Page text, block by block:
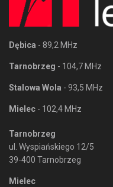
Dębica - 89,2 MHz
Tarnobrzeg - 104,7 MHz
Stalowa Wola - 93,5 MHz
Mielec - 102,4 MHz
Tarnobrzeg
ul. Wyspiańskiego 12/5
39-400 Tarnobrzeg
Mielec